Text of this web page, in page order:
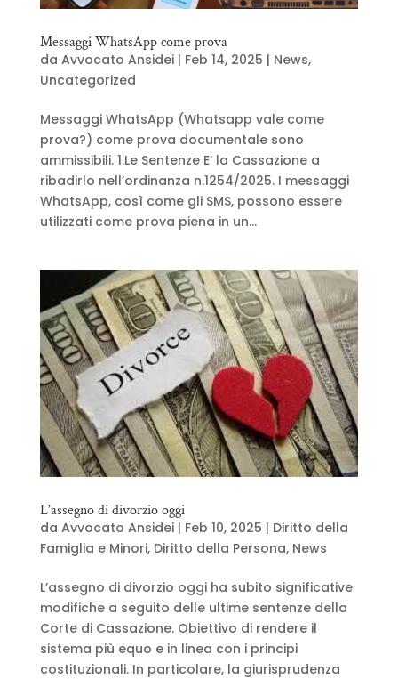
Messaggi WhatsApp come prova
da Avvocato Ansidei| Feb 14, 2025 | News,
Uncategorized
Messaggi WhatsApp (Whatsapp vale come
prova?) come prova documentale sono
ammissibili. 1.Le Sentenze E’ la Cassazione a
ribadirlo nell’ordinanza n.1254/2025. I messaggi
WhatsApp, così come gli SMS, possono essere
utilizzati come prova piena in un...
L’assegno di divorzio oggi
da Avvocato Ansidei| Feb 10, 2025 | Diritto della
Famiglia e Minori, Diritto della Persona, News
L’assegno di divorzio oggi ha subito significative
modifiche a seguito delle ultime sentenze della
Corte di Cassazione. Obiettivo di rendere il
sistema più equo e in linea con i principi
costituzionali. In particolare, la giurisprudenza